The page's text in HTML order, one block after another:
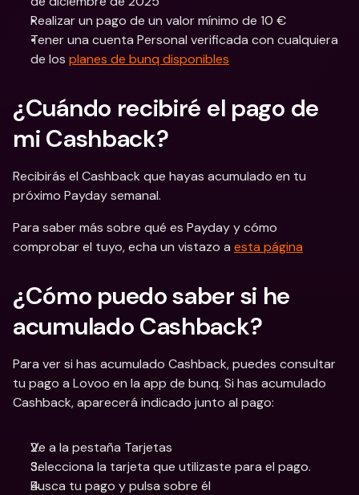
Realizar un pago de un valor mínimo de 10 €
Tener una cuenta Personal verificada con cualquiera
de los planes de bunq disponibles
¿Cuándo recibiré el pago de
mi Cashback?
Recibirás el Cashback que hayas acumulado en tu
próximo Payday semanal.
Para saber más sobre qué es Payday y cómo
comprobar el tuyo, echa un vistazo a esta página
¿Cómo puedo saber si he
acumulado Cashback?
Para ver si has acumulado Cashback, puedes consultar
tu pago a Lovoo en la app de bunq. Si has acumulado
Cashback, aparecerá indicado junto al pago:
Ve a la pestaña Tarjetas
Selecciona la tarjeta que utilizaste para el pago.
Busca tu pago y pulsa sobre él